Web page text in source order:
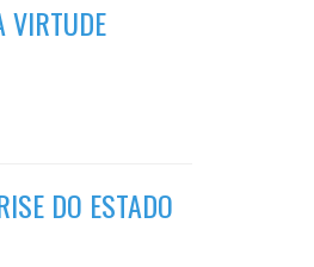
VIRTUDE
DO ESTADO